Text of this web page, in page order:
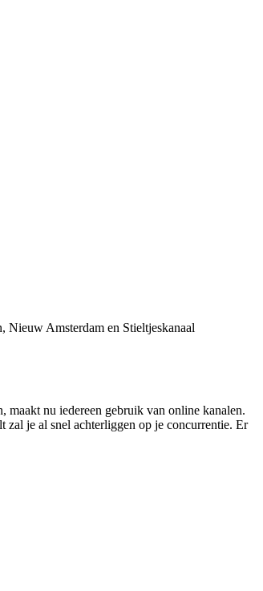
Nieuw Amsterdam en Stieltjeskanaal
maakt nu iedereen gebruik van online kanalen.
zal je al snel achterliggen op je concurrentie. Er